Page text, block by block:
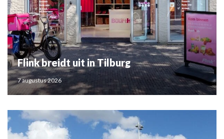
Flink breidt uit in Tilburg
7 augustus 2026